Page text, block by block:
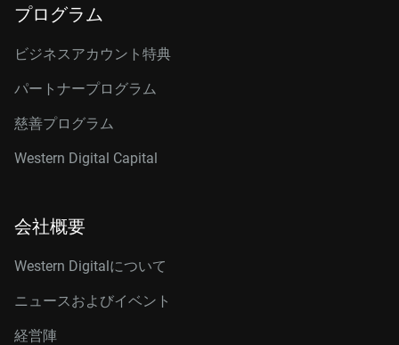
プログラム
ビジネスアカウント特典
パートナープログラム
慈善プログラム
Western Digital Capital
会社概要
Western Digitalについて
ニュースおよびイベント
経営陣